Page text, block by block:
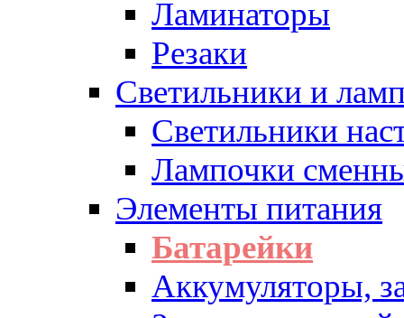
Ламинаторы
Резаки
Светильники и
Светильники
Лампочки
Элементы питания
Батарейки
Аккумуляторы,